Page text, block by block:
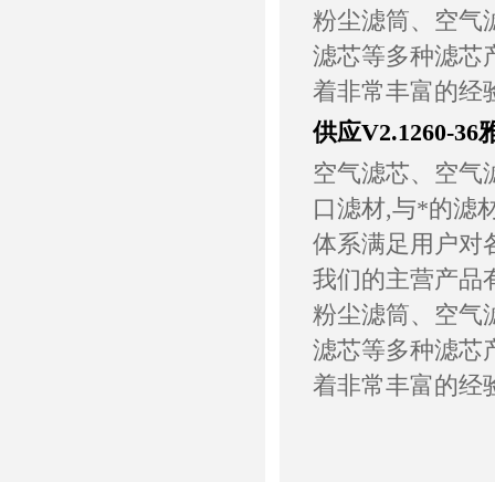
粉尘滤筒、空气
滤芯等多种滤芯
着非常丰富的经
供应V2.1260-36
空气滤芯、空
口滤材,与*的滤
体系满足用户对
我们的主营产品
粉尘滤筒、空气
滤芯等多种滤芯
着非常丰富的经